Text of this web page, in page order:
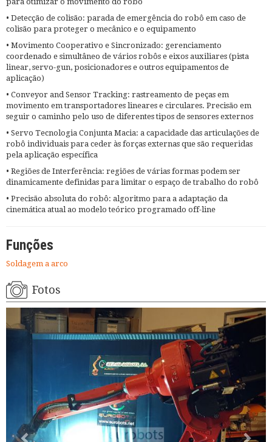
• Detecção de colisão: parada de emergência do robô em caso de
colisão para proteger o mecânico e o equipamento
• Movimento Cooperativo e Sincronizado: gerenciamento
coordenado e simultâneo de vários robôs e eixos auxiliares (pista
linear, servo-gun, posicionadores e outros equipamentos de
aplicação)
• Conveyor and Sensor Tracking: rastreamento de peças em
movimento em transportadores lineares e circulares. Precisão em
seguir o caminho pelo uso de diferentes tipos de sensores externos
• Servo Tecnologia Conjunta Macia: a capacidade das articulações de
robô individuais para ceder às forças externas que são requeridas
pela aplicação específica
• Regiões de Interferência: regiões de várias formas podem ser
dinamicamente definidas para limitar o espaço de trabalho do robô
• Precisão absoluta do robô: algoritmo para a adaptação da
cinemática atual ao modelo teórico programado off-line
Funções
Soldagem a arco
Fotos